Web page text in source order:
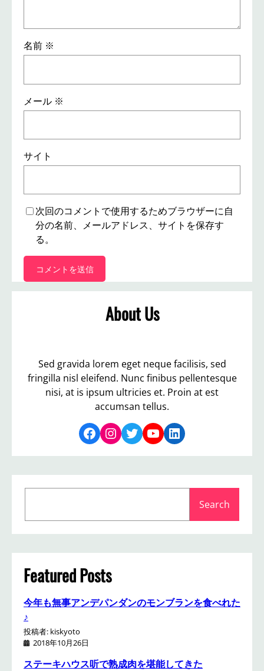
名前 ※
メール ※
サイト
次回のコメントで使用するためブラウザーに自
分の名前、メールアドレス、サイトを保存す
る。
About Us
Sed gravida lorem eget neque facilisis, sed
fringilla nisl eleifend. Nunc finibus pellentesque
nisi, at is ipsum ultricies et. Proin at est
accumsan tellus.
Facebook Instagram Twitter YouTube LinkedIn
a
r
c
h
Search
Featured Posts
今年も無事アンデパンダンのモンブランを食べれた
♪
投稿者: kiskyoto
2018年10月26日
ステーキハウス听で熟成肉を堪能してきた